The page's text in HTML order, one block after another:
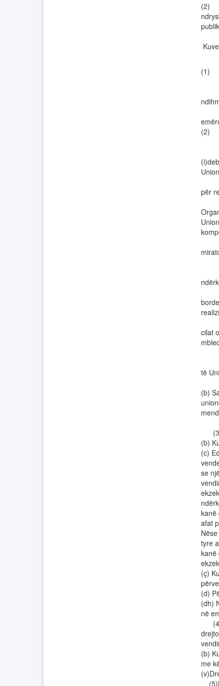
(2)
(1)
(b)
(c)
(2)
(ii)
për
(iii)
(v)
cilat
(x)
të
(b)
(b)
(c)
se
kanë
afat
tyre
kanë
(ç)
(d)
(dh)
në
(b)
me